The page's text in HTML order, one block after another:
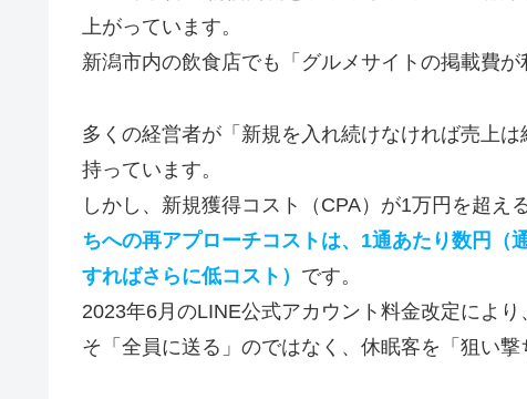
上がっています。
新潟市内の飲食店でも「グルメサイトの掲載費
多くの経営者が「新規を入れ続けなければ売上
持っています。
しかし、新規獲得コスト（CPA）が1万円を超え
ちへの再アプローチコストは、1通あたり数円（
すればさらに低コスト） です。
2023年6月のLINE公式アカウント料金改定によ
そ「全員に送る」のではなく、休眠客を「狙い撃